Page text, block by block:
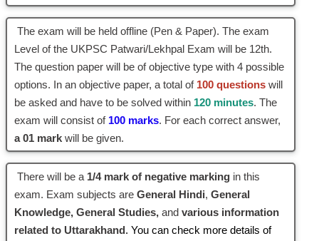
The exam will be held offline (Pen & Paper). The exam
Level of the UKPSC Patwari/Lekhpal Exam will be 12th.
The question paper will be of objective type with 4 possible
options. In an objective paper, a total of 100 questions will
be asked and have to be solved within 120 minutes. The
exam will consist of 100 marks. For each correct answer,
a 01 mark will be given.
There will be a 1/4 mark of negative marking in this
exam. Exam subjects are General Hindi, General
Knowledge, General Studies, and various information
related to Uttarakhand. You can check more details of